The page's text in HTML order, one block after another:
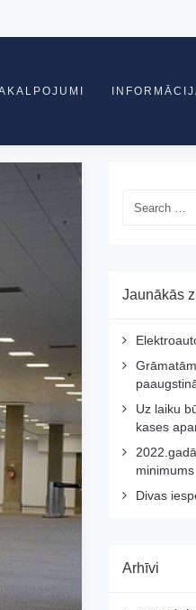
Jaunākās
Uz laiku
kases
minimums
Divas
Arhīvi